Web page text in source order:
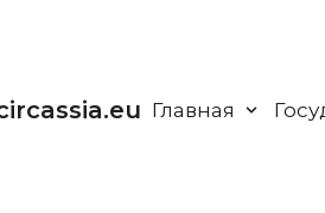
Главная